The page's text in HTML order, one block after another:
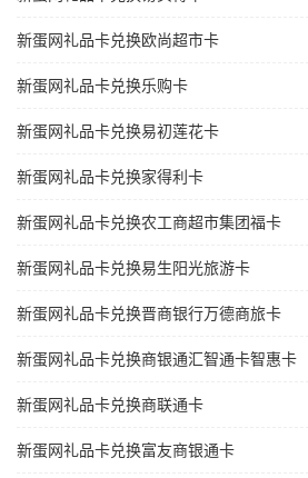
新蛋网礼品卡兑换欧尚超市卡
新蛋网礼品卡兑换乐购卡
新蛋网礼品卡兑换易初莲花卡
新蛋网礼品卡兑换家得利卡
新蛋网礼品卡兑换农工商超市集团福卡
新蛋网礼品卡兑换易生阳光旅游卡
新蛋网礼品卡兑换晋商银行万德商旅卡
新蛋网礼品卡兑换商银通汇智通卡智惠卡
新蛋网礼品卡兑换商联通卡
新蛋网礼品卡兑换富友商银通卡